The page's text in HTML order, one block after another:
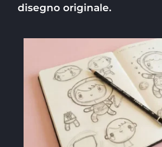
disegno originale.